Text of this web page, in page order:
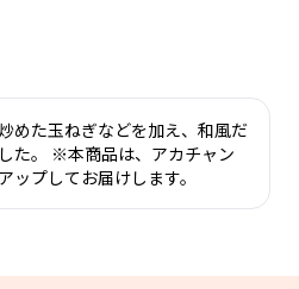
めた玉ねぎなどを加え、和風だ
た。 ※本商品は、アカチャン
ップしてお届けします。